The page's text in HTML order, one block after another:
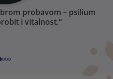
probavom – psilium
i vitalnost.“